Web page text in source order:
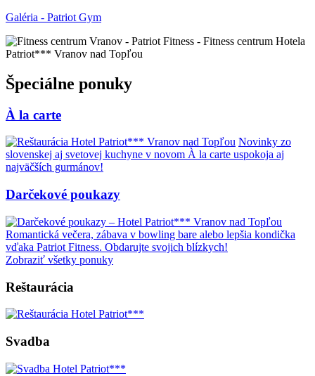
Galéria - Patriot Gym
Špeciálne ponuky
À la carte
Novinky zo
slovenskej aj svetovej kuchyne v novom À la carte uspokoja aj
najväčších gurmánov!
Darčekové poukazy
Romantická večera, zábava v bowling bare alebo lepšia kondička
vďaka Patriot Fitness. Obdarujte svojich blízkych!
Zobraziť všetky ponuky
Reštaurácia
Svadba